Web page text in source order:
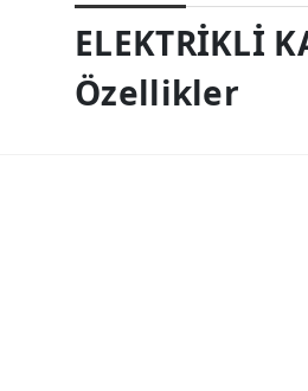
ELEKTRİKLİ
Özellikler